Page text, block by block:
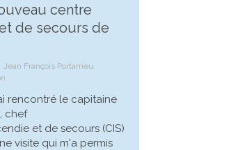
centre
de secours de
Jean François Portarrieu
rencontré le capitaine
chef
et de secours (CIS)
visite qui m'a permis